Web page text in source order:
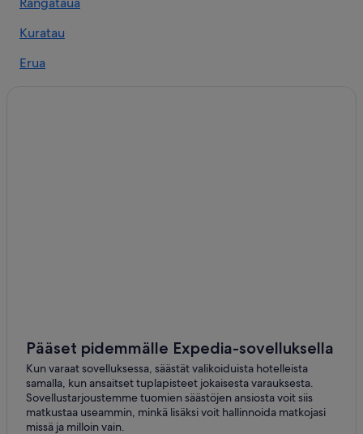
Kuratau
Erua
Pääset pidemmälle Expedia-sovelluksella
Kun varaat sovelluksessa, säästät valikoiduista hotelleista
samalla, kun ansaitset tuplapisteet jokaisesta varauksesta.
Sovellustarjoustemme tuomien säästöjen ansiosta voit siis
matkustaa useammin, minkä lisäksi voit hallinnoida matkojasi
missä ja milloin vain.